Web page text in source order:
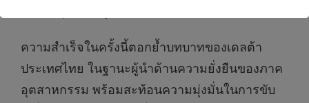
ความสำเร็จในครั้งนี้ตอกย้ำบทบาทของเดลต้า
ประเทศไทย ในฐานะผู้นำด้านความยั่งยืนของภาค
อุตสาหกรรม พร้อมสะท้อนความมุ่งมั่นในการขับ